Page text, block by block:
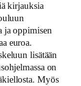
kirjauksia
ja oppimisen
euroa.
lisätään
on
Myös